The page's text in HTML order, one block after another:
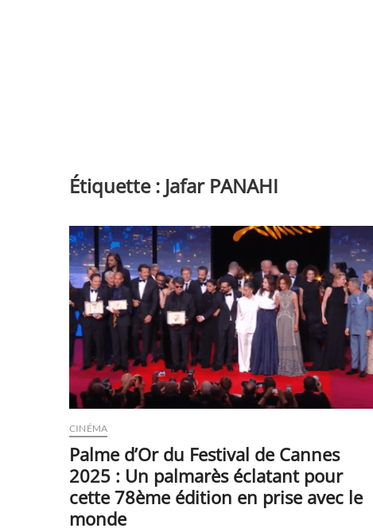
Étiquette : Jafar PANAHI
CINÉMA
Palme d’Or du Festival de Cannes
2025 : Un palmarès éclatant pour
cette 78ème édition en prise avec le
monde